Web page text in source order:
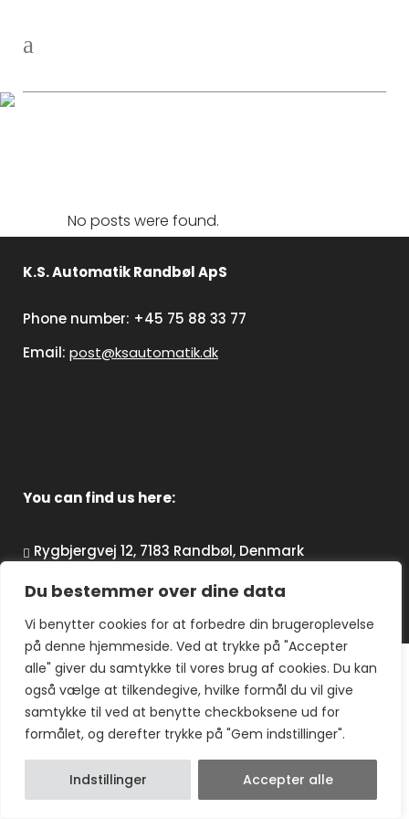
Du bestemmer over dine data
Vi benytter cookies for at forbedre din brugeroplevelse
på denne hjemmeside. Ved at trykke på "Accepter
alle" giver du samtykke til vores brug af cookies. Du kan
også vælge at tilkendegive, hvilke formål du vil give
samtykke til ved at benytte checkboksene ud for
formålet, og derefter trykke på "Gem indstillinger".
Indstillinger Accepter alle
No posts were found.
K.S. Automatik Randbøl ApS
Phone number: +45 75 88 33 77
Email: post@ksautomatik.dk
You can find us here:
Rygbjergvej 12, 7183 Randbøl, Denmark
Klodhøjvej 24, 7250 Hejnsvig, Denmark